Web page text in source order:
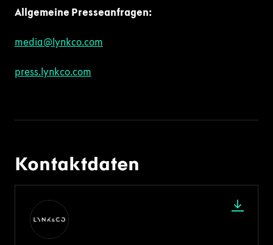
Allgemeine Presseanfragen:
media@lynkco.com
press.lynkco.com
Kontaktdaten